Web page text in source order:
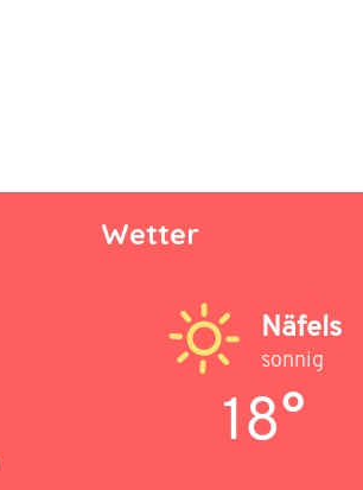
Wetter
Näfels
sonnig
18°